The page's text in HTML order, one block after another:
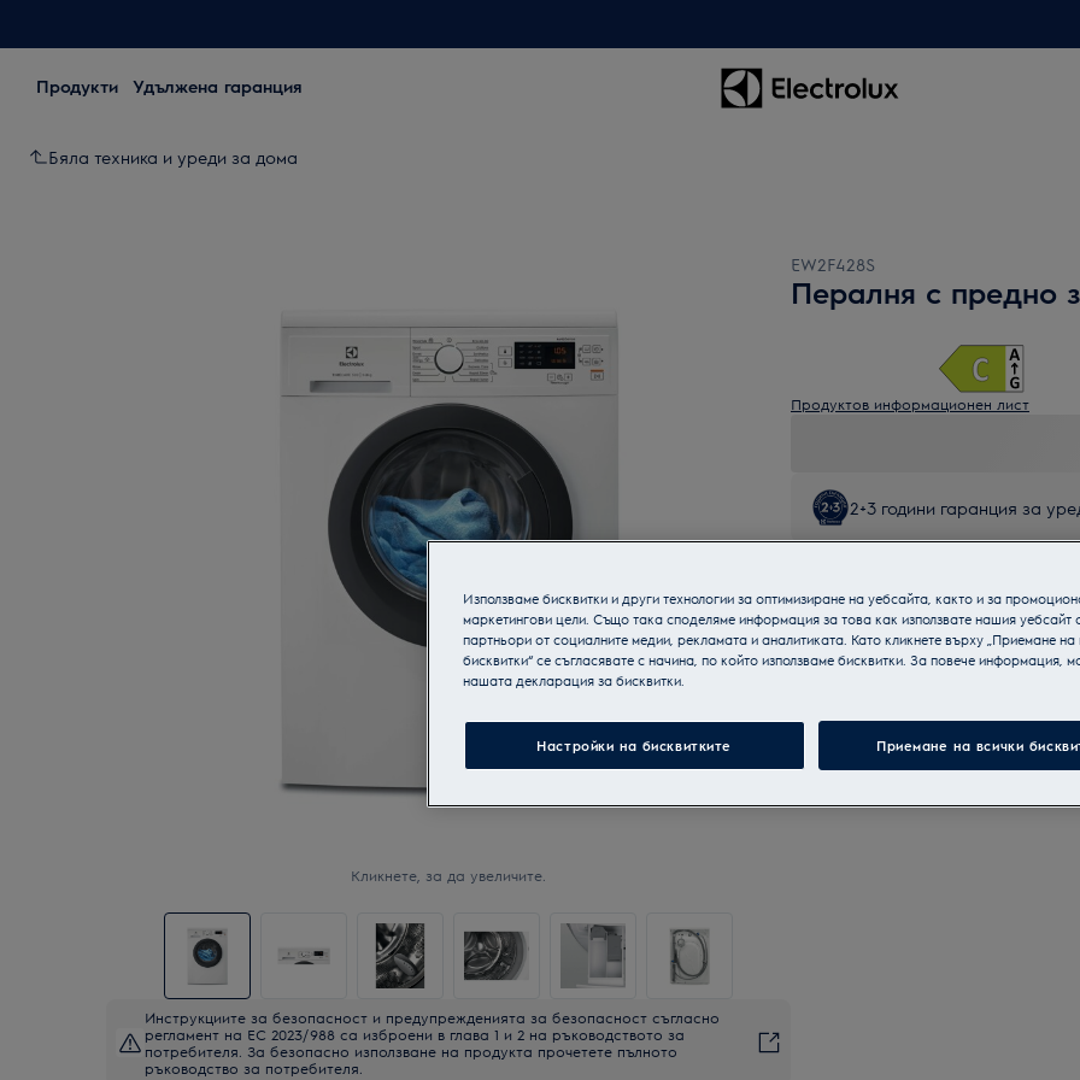
Продукти Удължена гаранция
Бяла техника и уреди за дома
Кликнете, за да увеличите.
Инструкциите за безопасност и предупрежденията за безопасност съгласно
регламент на ЕС 2023/988 са изброени в глава 1 и 2 на ръководството за
потребителя. За безопасно използване на продукта прочетете пълното
ръководство за потребителя.
EW2F428S
Пералня с предно
Продуктов информационен лист
2+3 години гаранция за
Използваме бисквитки и други технологии за оптимизиране на уебсайта, както и за
маркетингови цели. Също така споделяме информация за това как използвате нашия уебсайт
партньори от социалните медии, рекламата и аналитиката. Като кликнете върху „Приемане на
бисквитки“ се съгласявате с начина, по който използваме бисквитки. За повече информация,
нашата декларация за бисквитки.
Настройки на бисквитките Приемане на всички